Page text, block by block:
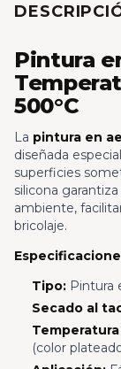
Pintura
500°C
La pintura en
diseñada
superficies
silicona
ambiente,
bricolaje.
Tipo:Pintura
Secado al
(color